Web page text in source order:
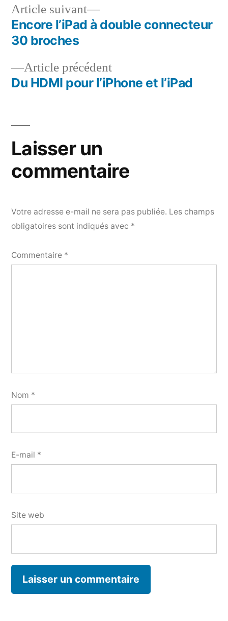
Navigation
l’article
Article précédentArticle
précédent :
Du HDMI pour l’iPhone et l’iPad
Article suivant
Article
suivant :
Encore l’iPad à double connecteur
30 broches
Laisser un
commentaire
Votre adresse e-mail ne sera pas publiée. Les champs
obligatoires sont indiqués avec *
Commentaire *
Nom *
E-mail *
Site web